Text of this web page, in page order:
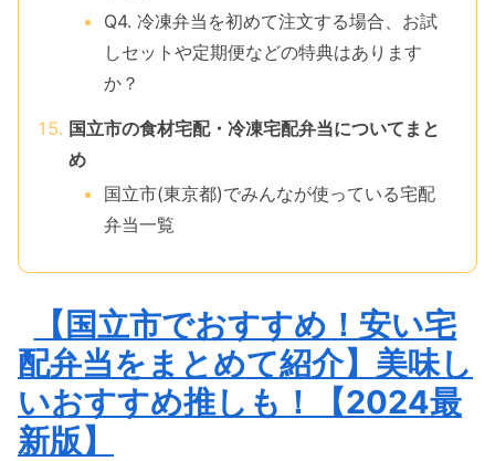
Q4. 冷凍弁当を初めて注文する場合、お試
しセットや定期便などの特典はあります
か？
国立市の食材宅配・冷凍宅配弁当についてまと
め
国立市(東京都)でみんなが使っている宅配
弁当一覧
【国立市でおすすめ！安い宅
配弁当をまとめて紹介】美味し
いおすすめ推しも！【2024最
新版】